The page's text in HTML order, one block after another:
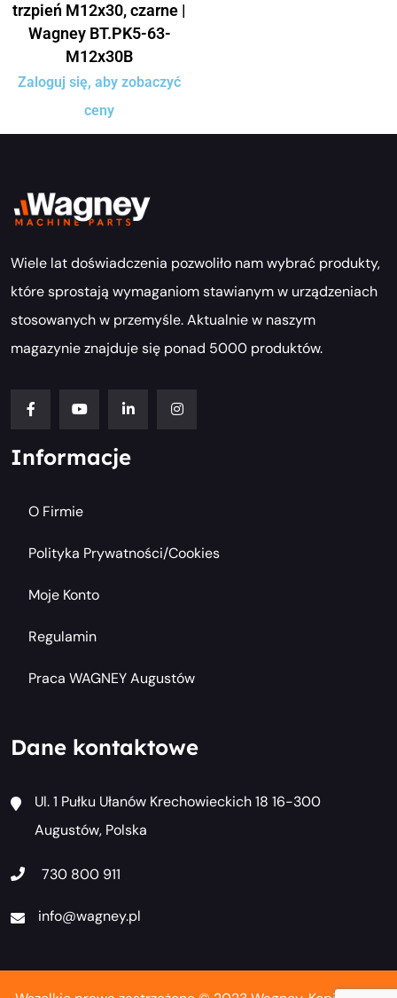
trzpień M12x30, czarne |
Wagney BT.PK5-63-
M12x30B
Zaloguj się, aby zobaczyć
ceny
Wiele lat doświadczenia pozwoliło nam wybrać produkty,
które sprostają wymaganiom stawianym w urządzeniach
stosowanych w przemyśle. Aktualnie w naszym
magazynie znajduje się ponad 5000 produktów.
Informacje
O Firmie
Polityka Prywatności/cookies
Moje Konto
Regulamin
Praca WAGNEY Augustów
Dane kontaktowe
Ul. 1 Pułku Ułanów Krechowieckich 18 16-300
Augustów, Polska
730 800 911
info@wagney.pl